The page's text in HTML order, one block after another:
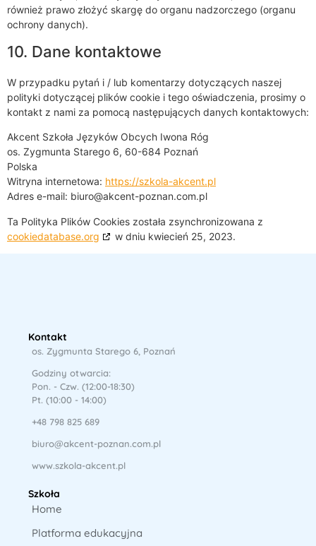
również prawo złożyć skargę do organu nadzorczego (organu
ochrony danych).
10. Dane kontaktowe
W przypadku pytań i / lub komentarzy dotyczących naszej
polityki dotyczącej plików cookie i tego oświadczenia, prosimy o
kontakt z nami za pomocą następujących danych kontaktowych:
Akcent Szkoła Języków Obcych Iwona Róg
os. Zygmunta Starego 6, 60-684 Poznań
Polska
Witryna internetowa: https://szkola-akcent.pl
Adres e-mail: biuro@akcent-poznan.com.pl
Ta Polityka Plików Cookies została zsynchronizowana z
cookiedatabase.org
w dniu kwiecień 25, 2023.
Kontakt
os. Zygmunta Starego 6, Poznań
Godziny otwarcia:
Pon. - Czw. (12:00-18:30)
Pt. (10:00 - 14:00)
+48 798 825 689
biuro@akcent-poznan.com.pl
www.szkola-akcent.pl
Szkoła
Home
Platforma edukacyjna